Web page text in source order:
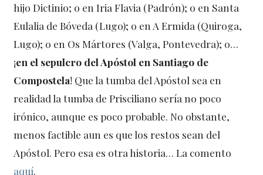
hijo Dictinio; o en Iria Flavia (Padrón); o en Santa
Eulalia de Bóveda (Lugo); o en A Ermida (Quiroga,
Lugo); o en Os Mártores (Valga, Pontevedra); o…
¡en el sepulcro del Apóstol en Santiago de
Compostela! Que la tumba del Apóstol sea en
realidad la tumba de Prisciliano sería no poco
irónico, aunque es poco probable. No obstante,
menos factible aun es que los restos sean del
Apóstol. Pero esa es otra historia… La comento
aquí.